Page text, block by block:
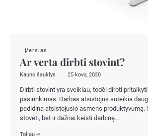
Verslas
Ar verta dirbti stovint?
Kauno šauklys 25 kovo, 2020
Dirbti stovint yra sveikiau, todėl dirbti
pasirinkimas. Darbas atsistojus suteikia
padidina atsistojusio asmens produktyvumą.
stovėti, bet ir dažnai keisti darbinę…
Toliau ->